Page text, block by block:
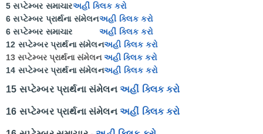
5 સપ્ટેમ્બર સમાચારઅહીં ક્લિક કરો
6 સપ્ટેમ્બર પ્રાર્થના સંમેલનઅહી ક્લિક કરો
6 સપ્ટેમ્બર સમાચાર
અહીં ક્લિક કરો
12 સપ્ટેમ્બર પ્રાર્થના સંમેલનઅહી ક્લિક કરો
13 સપ્ટેમ્બર પ્રાર્થના સંમેલનઅહી ક્લિક કરો
14 સપ્ટેમ્બર પ્રાર્થના સંમેલનઅહીં ક્લિક કરો
15 સપ્ટેમ્બર પ્રાર્થના સંમેલન અહીં ક્લિક કરો
16 સપ્ટેમ્બર પ્રાર્થના સંમેલન અહીં ક્લિક કરો